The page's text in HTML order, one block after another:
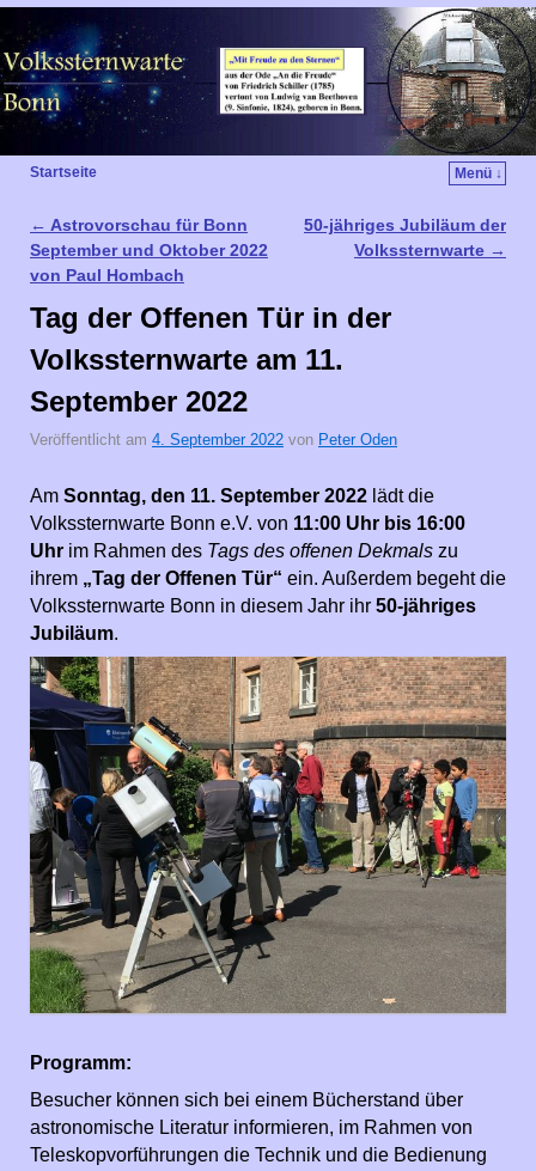
Startseite Menü ↓
Artikelnavigation
← Astrovorschau für Bonn
September und Oktober 2022
von Paul Hombach
50-jähriges Jubiläum der
Volkssternwarte →
Tag der Offenen Tür in der
Volkssternwarte am 11.
September 2022
Veröffentlicht am 4. September 2022 von Peter Oden
Am Sonntag, den 11. September 2022 lädt die
Volkssternwarte Bonn e.V. von 11:00 Uhr bis 16:00
Uhr im Rahmen des Tags des offenen Dekmals zu
ihrem „Tag der Offenen Tür“ ein. Außerdem begeht die
Volkssternwarte Bonn in diesem Jahr ihr 50-jähriges
Jubiläum.
Programm:
Besucher können sich bei einem Bücherstand über
astronomische Literatur informieren, im Rahmen von
Teleskopvorführungen die Technik und die Bedienung